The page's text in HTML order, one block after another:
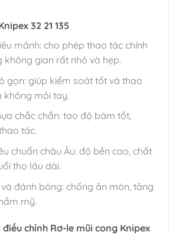
32 21 135
mảnh: cho phép thao tác chính
không gian rất nhỏ và hẹp.
gọn: giúp kiểm soát tốt và thao
không mỏi tay.
chắc chắn: tạo độ bám tốt,
tác.
chuẩn châu Âu: độ bền cao, chất
thọ lâu dài.
đánh bóng: chống ăn mòn, tăng
mỹ.
chỉnh Rơ-le mũi cong Knipex